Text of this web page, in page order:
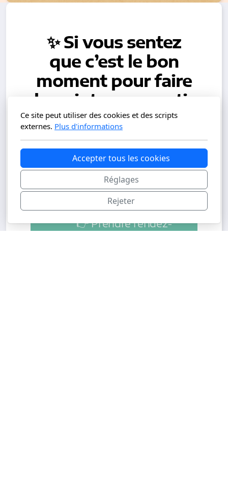
✨ Si vous sentez
que c’est le bon
moment pour faire
le point, pour sortir
du flou…
Je serai là pour vous accompagner
dans ce passage, avec douceur,
structure et respect.
Pas à pas, à votre rythme, en toute
simplicité.
👉 Prendre rendez-
Ce site peut utiliser des cookies et des scripts
externes. Plus d'informations
Accepter tous les cookies
Réglages
Rejeter